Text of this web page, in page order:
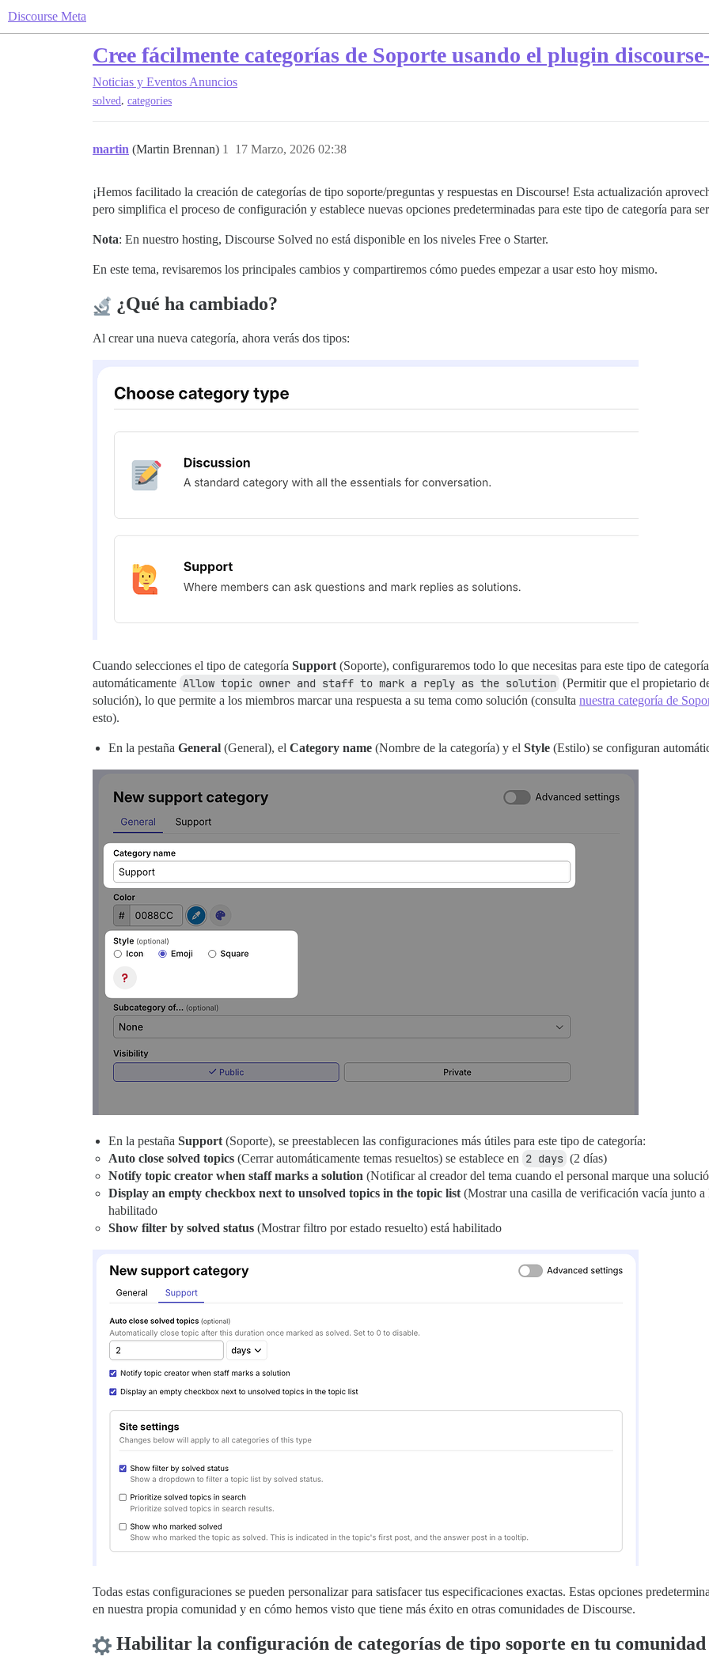
Discourse Meta
Cree fácilmente categorías de Soporte usando el plugin
Noticias y Eventos Anuncios
solved, categories
martin (Martin Brennan) 17 Marzo, 2026 02:38
1
¡Hemos facilitado la creación de categorías de tipo soporte/preguntas y respuestas en Discourse! Esta actualización
pero simplifica el proceso de configuración y establece nuevas opciones predeterminadas para este tipo de categoría para
Nota: En nuestro hosting, Discourse Solved no está disponible en los niveles Free o Starter.
En este tema, revisaremos los principales cambios y compartiremos cómo puedes empezar a usar esto hoy mismo.
¿Qué ha cambiado?
Al crear una nueva categoría, ahora verás dos tipos:
Cuando selecciones el tipo de categoría Support (Soporte), configuraremos todo lo que necesitas para este tipo de
automáticamente Allow topic owner and staff to mark a reply as the solution (Permitir que el propietario
solución), lo que permite a los miembros marcar una respuesta a su tema como solución (consulta nuestra categoría de
esto).
En la pestaña General (General), el Category name (Nombre de la categoría) y el Style (Estilo) se configuran
En la pestaña Support (Soporte), se preestablecen las configuraciones más útiles para este tipo de categoría:
Auto close solved topics (Cerrar automáticamente temas resueltos) se establece en 2 days (2 días)
Notify topic creator when staff marks a solution (Notificar al creador del tema cuando el personal marque una
Display an empty checkbox next to unsolved topics in the topic list (Mostrar una casilla de verificación vacía junto a
habilitado
Show filter by solved status (Mostrar filtro por estado resuelto) está habilitado
Todas estas configuraciones se pueden personalizar para satisfacer tus especificaciones exactas. Estas opciones
en nuestra propia comunidad y en cómo hemos visto que tiene más éxito en otras comunidades de Discourse.
Habilitar la configuración de categorías de tipo soporte en tu comunidad